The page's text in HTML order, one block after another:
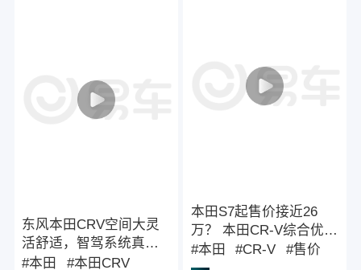
东风本田CRV空间大灵
活舒适，智驾系统真的
顶！
#本田 #本田CRV
本田S7起售价接近26
万？ 本田CR-V综合优惠
接近5万，本田S7起售价
接近26万？
#本田 #CR-V #售价